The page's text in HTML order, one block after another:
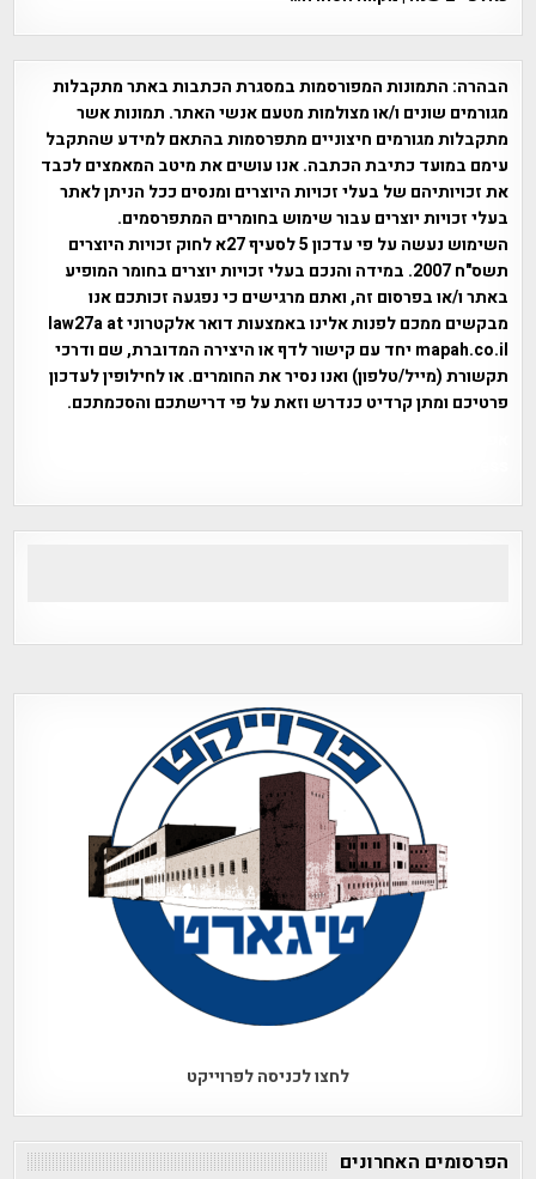
הבהרה: התמונות המפורסמות במסגרת הכתבות באתר מתקבלות
מגורמים שונים ו/או מצולמות מטעם אנשי האתר. תמונות אשר
מתקבלות מגורמים חיצוניים מתפרסמות בהתאם למידע שהתקבל
עימם במועד כתיבת הכתבה. אנו עושים את מיטב המאמצים לכבד
את זכויותיהם של בעלי זכויות היוצרים ומנסים ככל הניתן לאתר
בעלי זכויות יוצרים עבור שימוש בחומרים המתפרסמים.
השימוש נעשה על פי עדכון 5 לסעיף 27א לחוק זכויות היוצרים
תשס"ח 2007. במידה והנכם בעלי זכויות יוצרים בחומר המופיע
באתר ו/או בפרסום זה, ואתם מרגישים כי נפגעה זכותכם אנו
מבקשים ממכם לפנות אלינו באמצעות דואר אלקטרוני law27a at
mapah.co.il יחד עם קישור לדף או היצירה המדוברת, שם ודרכי
תקשורת (מייל/טלפון) ואנו נסיר את החומרים. או לחילופין לעדכון
פרטיכם ומתן קרדיט כנדרש וזאת על פי דרישתכם והסכמתכם.
לחצו לכניסה לפרוייקט
הפרסומים האחרונים